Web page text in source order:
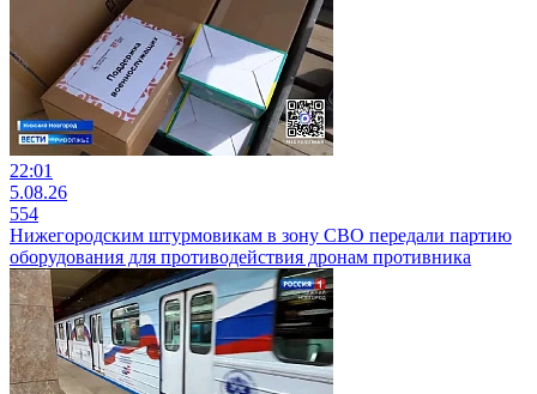
22:01
5.08.26
554
Нижегородским штурмовикам в зону СВО передали партию
оборудования для противодействия дронам противника